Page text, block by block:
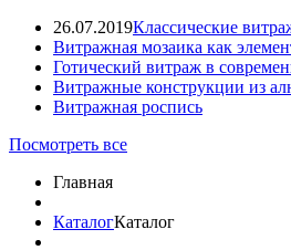
26.07.2019Классические
Витражная мозаика как
Готический витраж в
Витражные конструкции из
Витражная роспись
Посмотреть все
Главная
КаталогКаталог